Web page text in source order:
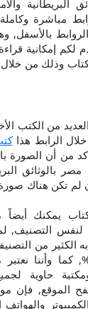
البريطانية
مباشرة وكاملة
بالأسفل,
لكم إمكانية
وذلك من خلال
من الكتب
الرابط هذا
من أن الصورة
بالوثائق
تكن هناك صورة
يمكنك
لنفس التصنيف,
الكثير من
الكتب مجانية 100%, كما
حاوية
والهواتف